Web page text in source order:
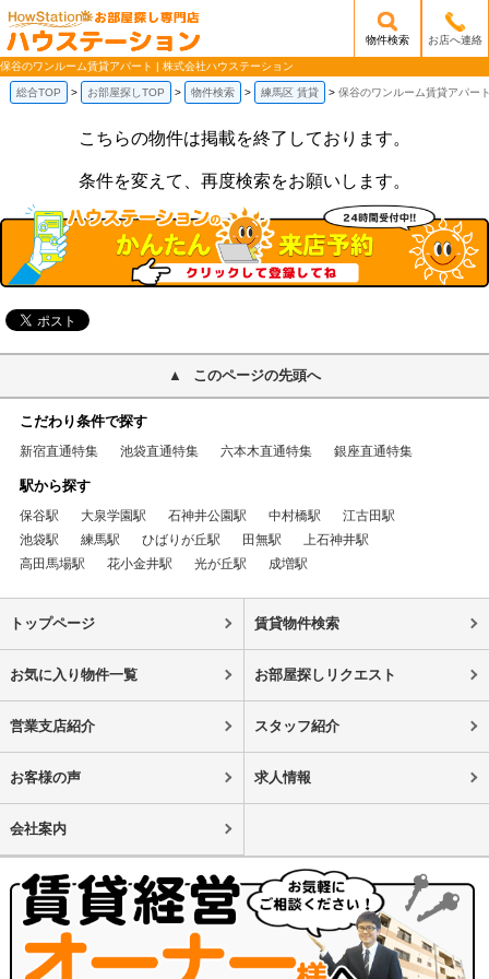
/mobile_img/head-logo.png
物件検索 お店へ連絡
保谷のワンルーム賃貸アパート | 株式会社ハウステーション
総合TOP お部屋探しTOP 物件検索 練馬区 賃貸 保谷のワンルーム賃貸アパー
こちらの物件は掲載を終了しております。
条件を変えて、再度検索をお願いします。
このページの先頭へ
こだわり条件で探す
新宿直通特集 池袋直通特集 六本木直通特集 銀座直通特集
駅から探す
保谷駅 大泉学園駅 石神井公園駅 中村橋駅
江古田駅
池袋駅
練馬駅 ひばりが丘駅 田無駅
上石神井駅
高田馬場駅
花小金井駅 光が丘駅 成増駅
トップページ 賃貸物件検索
お気に入り物件一覧 お部屋探しリクエスト
営業支店紹介 スタッフ紹介
お客様の声 求人情報
会社案内